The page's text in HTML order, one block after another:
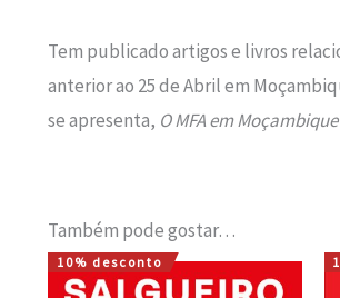
Tem publicado artigos e livros
anterior ao 25 de Abril em
se apresenta, O MFA em
Também pode gostar…
10% desconto
O
preço
O
preço